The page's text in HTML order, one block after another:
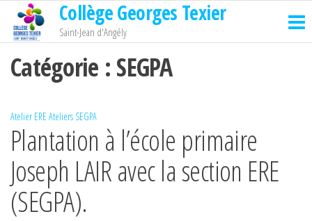
Passer
contenu
Collège Georges Texier
Saint-Jean d'Angély
Catégorie : SEGPA
Atelier ERE Ateliers SEGPA
Plantation à l’école primaire
Joseph LAIR avec la section ERE
(SEGPA).